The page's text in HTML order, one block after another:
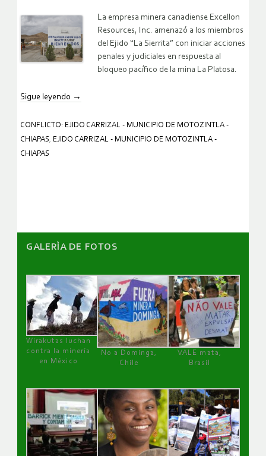
La empresa minera canadiense Excellon
Resources, Inc. amenazó a los miembros
del Ejido “La Sierrita” con iniciar acciones
penales y judiciales en respuesta al
bloqueo pacífico de la mina La Platosa.
Sigue leyendo →
CONFLICTO: EJIDO CARRIZAL - MUNICIPIO DE MOTOZINTLA -
CHIAPAS, EJIDO CARRIZAL - MUNICIPIO DE MOTOZINTLA -
CHIAPAS
GALERÌA DE FOTOS
Wirakutas luchan
contra la minería
en México
No a Dominga,
Chile
VALE mata,
Brasil